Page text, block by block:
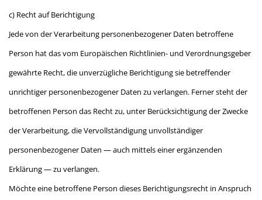
c) Recht auf Berichtigung
Jede von der Verarbeitung personenbezogener Daten betroffene
Person hat das vom Europäischen Richtlinien- und Verordnungsgeber
gewährte Recht, die unverzügliche Berichtigung sie betreffender
unrichtiger personenbezogener Daten zu verlangen. Ferner steht der
betroffenen Person das Recht zu, unter Berücksichtigung der Zwecke
der Verarbeitung, die Vervollständigung unvollständiger
personenbezogener Daten — auch mittels einer ergänzenden
Erklärung — zu verlangen.
Möchte eine betroffene Person dieses Berichtigungsrecht in Anspruch